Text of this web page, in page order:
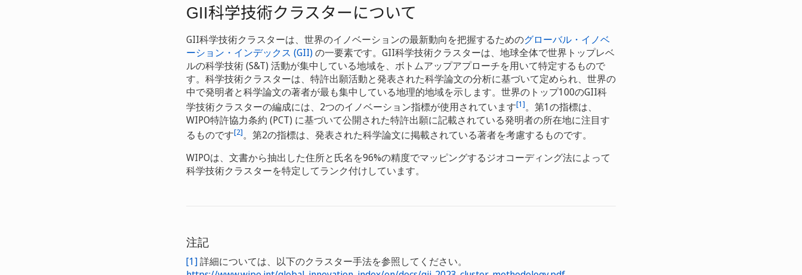
GII科学技術クラスターについて
GII科学技術クラスターは、世界のイノベーションの最新動向を把握するためのグローバル・イノベ
ーション・インデックス (GII)の一要素です。GII科学技術クラスターは、地球全体で世界トップレベ
ルの科学技術 (S&T) 活動が集中している地域を、ボトムアップアプローチを用いて特定するもので
す。科学技術クラスターは、特許出願活動と発表された科学論文の分析に基づいて定められ、世界の
中で発明者と科学論文の著者が最も集中している地理的地域を示します。世界のトップ100のGII科
学技術クラスターの編成には、2つのイノベーション指標が使用されています[1]。第1の指標は、
WIPO特許協力条約 (PCT) に基づいて公開された特許出願に記載されている発明者の所在地に注目す
るものです[2]。第2の指標は、発表された科学論文に掲載されている著者を考慮するものです。
WIPOは、文書から抽出した住所と氏名を96%の精度でマッピングするジオコーディング法によって
科学技術クラスターを特定してランク付けしています。
注記
[1]詳細については、以下のクラスター手法を参照してください。